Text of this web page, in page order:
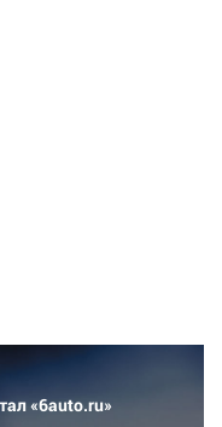
«6auto.ru»